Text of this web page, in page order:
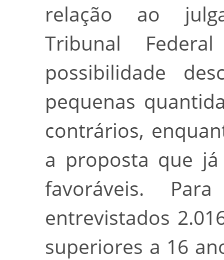
relação ao
Tribunal
possibilidade
pequenas
contrários,
a proposta que
favoráveis.
entrevistados
superiores a 16